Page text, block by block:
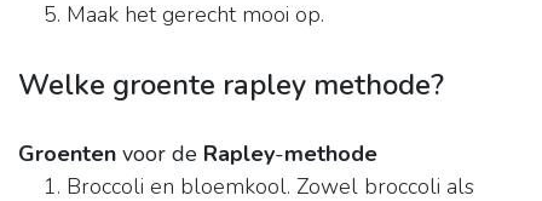
Maak het gerecht mooi op.
Welke groente rapley methode?
Groenten voor de Rapley-methode
Broccoli en bloemkool. Zowel broccoli als